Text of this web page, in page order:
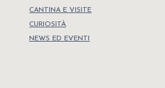
CANTINA E VISITE
CURIOSITÀ
NEWS ED EVENTI